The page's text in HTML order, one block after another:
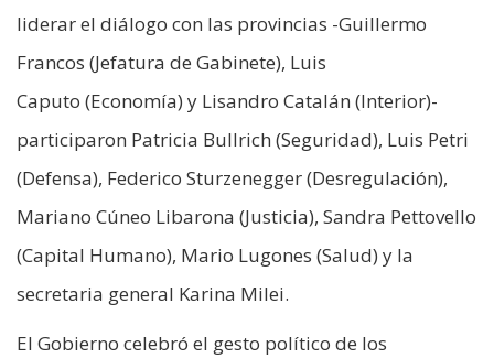
liderar el diálogo con las provincias -Guillermo
Francos (Jefatura de Gabinete), Luis
Caputo (Economía) y Lisandro Catalán (Interior)-
participaron Patricia Bullrich (Seguridad), Luis Petri
(Defensa), Federico Sturzenegger (Desregulación),
Mariano Cúneo Libarona (Justicia), Sandra Pettovello
(Capital Humano), Mario Lugones (Salud) y la
secretaria general Karina Milei.
El Gobierno celebró el gesto político de los